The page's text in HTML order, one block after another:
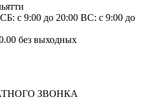
с 9:00 до 20:00 ВС: с 9:00 до
без выходных
ЗВОНКА